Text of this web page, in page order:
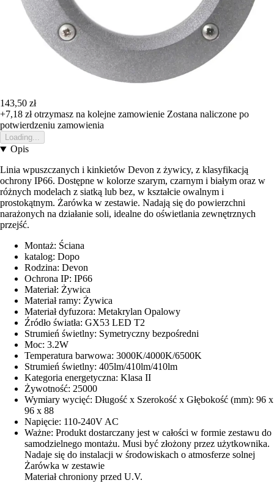
143,50 zł
+7,18 złotrzymasz na kolejne zamowienie Zostana naliczone po
potwierdzeniu zamowienia
Loading...
Opis
Linia wpuszczanych i kinkietów Devon z żywicy, z klasyfikacją
ochrony IP66. Dostępne w kolorze szarym, czarnym i białym oraz w
różnych modelach z siatką lub bez, w kształcie owalnym i
prostokątnym. Żarówka w zestawie. Nadają się do powierzchni
narażonych na działanie soli, idealne do oświetlania zewnętrznych
przejść.
Montaż: Ściana
katalog: Dopo
Rodzina: Devon
Ochrona IP: IP66
Materiał: Żywica
Materiał ramy: Żywica
Materiał dyfuzora: Metakrylan Opalowy
Źródło światła: GX53 LED T2
Strumień świetlny: Symetryczny bezpośredni
Moc: 3.2W
Temperatura barwowa: 3000K/4000K/6500K
Strumień świetlny: 405lm/410lm/410lm
Kategoria energetyczna: Klasa II
Żywotność: 25000
Wymiary wycięć: Długość x Szerokość x Głębokość (mm): 96 x
96 x 88
Napięcie: 110-240V AC
Ważne: Produkt dostarczany jest w całości w formie zestawu do
samodzielnego montażu. Musi być złożony przez użytkownika.
Nadaje się do instalacji w środowiskach o atmosferze solnej
Żarówka w zestawie
Materiał chroniony przed U.V.